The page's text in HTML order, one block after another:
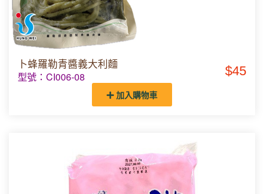
卜蜂羅勒青醬義大利麵
型號：CI006-08 $45
加入購物車